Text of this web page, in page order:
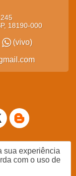
, 18190-000
(vivo)
sua experiência
com o uso de